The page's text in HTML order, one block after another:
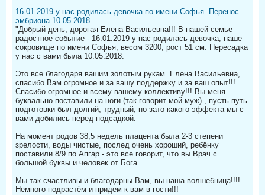
16.01.2019 у нас родилась девочка по имени Софья. Перенос
эмбриона 10.05.2018
"Добрый день, дорогая Елена Васильевна!!! В нашей семье
радостное событие - 16.01.2019 у нас родилась девочка, наше
сокровище по имени Софья, весом 3200, рост 51 см. Пересадка
у нас с вами была 10.05.2018.
Это все благодаря вашим золотым рукам. Елена Васильевна,
спасибо Вам огромное и за вашу поддержку и за ваш опыт!!!
Спасибо огромное и всему вашему коллективу!!! Вы меня
буквально поставили на ноги (так говорит мой муж) , пусть путь
подготовки был долгий, трудный, но зато какого эффекта мы с
вами добились перед подсадкой.
На момент родов 38,5 недель плацента была 2-3 степени
зрелости, воды чистые, послед очень хороший, ребёнку
поставили 8/9 по Апгар - это все говорит, что вы Врач с
большой буквы и человек от Бога.
Мы так счастливы и благодарны Вам, вы наша волшебница!!!!
Немного подрастём и придем к вам в гости!!!